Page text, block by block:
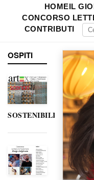
HOMEIL
CONCORSO
CONTRIBUTI
OSPITI
SOSTENIBILITÀ